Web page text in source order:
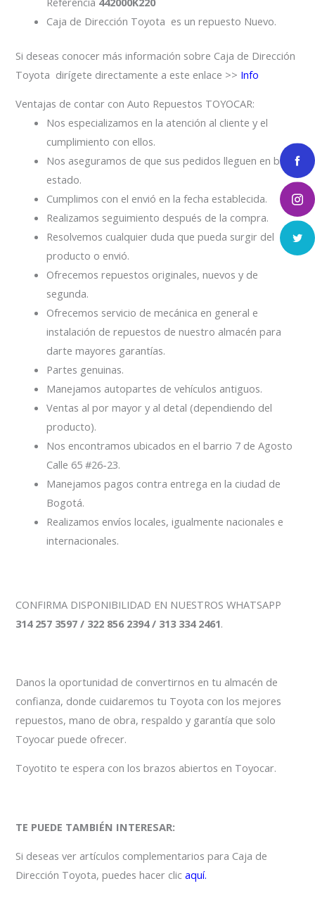
Caja de Dirección Toyota es un repuesto Nuevo.
Si deseas conocer más información sobre Caja de Dirección
Toyota dirígete directamente a este enlace >> Info
Ventajas de contar con Auto Repuestos TOYOCAR:
Nos especializamos en la atención al cliente y el
cumplimiento con ellos.
Nos aseguramos de que sus pedidos lleguen en buen
estado.
Cumplimos con el envió en la fecha establecida.
Realizamos seguimiento después de la compra.
Resolvemos cualquier duda que pueda surgir del
producto o envió.
Ofrecemos repuestos originales, nuevos y de
segunda.
Ofrecemos servicio de mecánica en general e
instalación de repuestos de nuestro almacén para
darte mayores garantías.
Partes genuinas.
Manejamos autopartes de vehículos antiguos.
Ventas al por mayor y al detal (dependiendo del
producto).
Nos encontramos ubicados en el barrio 7 de Agosto
Calle 65 #26-23.
Manejamos pagos contra entrega en la ciudad de
Bogotá.
Realizamos envíos locales, igualmente nacionales e
internacionales.
CONFIRMA DISPONIBILIDAD EN NUESTROS WHATSAPP
314 257 3597 / 322 856 2394 / 313 334 2461.
Danos la oportunidad de convertirnos en tu almacén de
confianza, donde cuidaremos tu Toyota con los mejores
repuestos, mano de obra, respaldo y garantía que solo
Toyocar puede ofrecer.
Toyotito te espera con los brazos abiertos en Toyocar.
TE PUEDE TAMBIÉN INTERESAR:
Si deseas ver artículos complementarios para Caja de
Dirección Toyota, puedes hacer clicaquí.